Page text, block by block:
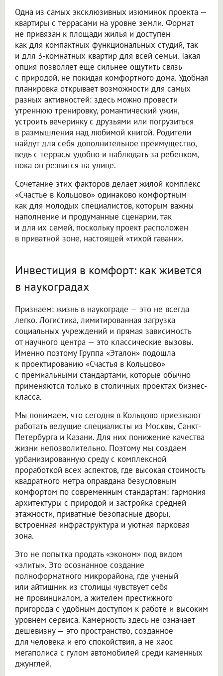
Одна из самых эксклюзивных изюминок проекта —
квартиры с террасами на уровне земли. Формат
не привязан к площади жилья и доступен
как для компактных функциональных студий, так
и для 3-комнатных квартир для всей семьи. Такая
опция позволяет еще сильнее ощутить связь
с природой, не покидая комфортного дома. Удобная
планировка открывает возможности для самых
разных активностей: здесь можно провести
утреннюю тренировку, романтический ужин,
устроить вечеринку с друзьями или погрузиться
в размышления над любимой книгой. Родители
найдут для себя дополнительное преимущество,
ведь с террасы удобно и наблюдать за ребенком,
пока он резвится на улице.
Сочетание этих факторов делает жилой комплекс
«Счастье в Кольцово» одинаково комфортным
как для молодых специалистов, которым важны
наполнение и продуманные сценарии, так
и для их семей, поскольку проект расположен
в приватной зоне, настоящей «тихой гавани».
Инвестиция в комфорт: как живется
в наукоградах
Признаем: жизнь в наукограде — это не всегда
легко. Логистика, лимитированная загрузка
социальных учреждений и прямая зависимость
от научного центра — это классические вызовы.
Именно поэтому Группа «Эталон» подошла
к проектированию «Счастья в Кольцово»
с премиальными стандартами, которые обычно
применяются только в столичных проектах бизнес-
класса.
Мы понимаем, что сегодня в Кольцово приезжают
работать ведущие специалисты из Москвы, Санкт-
Петербурга и Казани. Для них понижение качества
жизни непозволительно. Поэтому мы создаем
урбанизированную среду с комплексной
проработкой всех аспектов, где высокая стоимость
квадратного метра оправдана безусловным
комфортом по современным стандартам: гармония
архитектуры с природой и застройка средней
этажности, приватные безопасные дворы,
встроенная инфраструктура и уютная парковая
зона.
Это не попытка продать «эконом» под видом
«элиты». Это осознанное создание
полноформатного микрорайона, где ученый
или айтишник из столицы чувствует себя
не провинциалом, а жителем престижного
пригорода с удобным доступом к работе и высоким
уровнем сервиса. Камерность здесь не означает
дешевизну — это пространство, созданное
для человека и его спокойствия, а не хаос
мегаполиса с гулом автомобилей среди каменных
джунглей.